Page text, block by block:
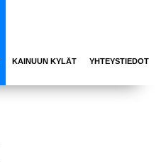
KAINUUN KYLÄT YHTEYSTIEDOT